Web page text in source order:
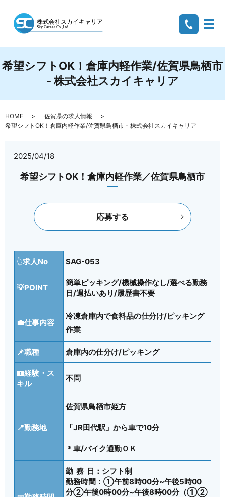
メ
希望シフトOK！倉庫内軽作業/佐賀県鳥栖市
- 株式会社スカイキャリア
HOME
佐賀県の求人情報
希望シフトOK！倉庫内軽作業/佐賀県鳥栖市 - 株式会社スカイキャリア
2025/04/18
希望シフトOK！倉庫内軽作業／佐賀県鳥栖市
応募する
👆求人No SAG-053
💡POINT
簡単ピッキング/機械操作なし/選べる勤務
日/週払いあり/履歴書不要
💼仕事内容
冷凍倉庫内で食料品の仕分け/ピッキング
作業
📌職種 倉庫内の仕分け/ピッキング
🪪経験・ス
キル
不問
📍勤務地
佐賀県鳥栖市姫方
「JR田代駅」から車で10分
＊車/バイク通勤ＯＫ
勤 務 日：シフト制
勤務時間：①午前8時00分~午後5時00
分②午後0時00分~午後8時00分（①②